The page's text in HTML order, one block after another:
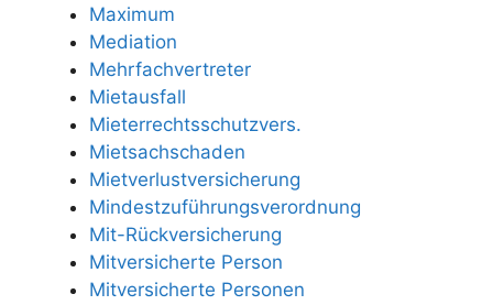
Maximum
Mediation
Mehrfachvertreter
Mietausfall
Mieterrechtsschutzvers.
Mietsachschaden
Mietverlustversicherung
Mindestzuführungsverordnung
Mit-Rückversicherung
Mitversicherte Person
Mitversicherte Personen